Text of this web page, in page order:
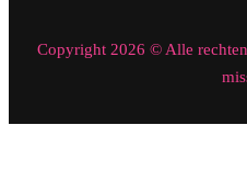
Copyright 2026 © Alle